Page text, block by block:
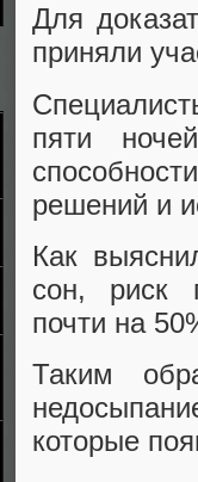
Для
приняли
пяти
решений и
Как
сон, риск
почти на
Таким
которые